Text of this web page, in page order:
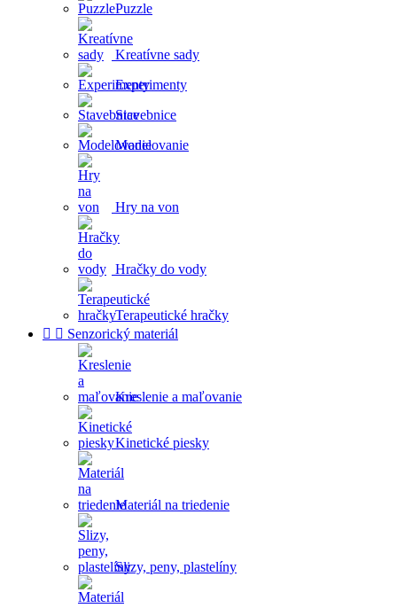
Puzzle
Kreatívne sady
Experimenty
Stavebnice
Modelovanie
Hry na von
Hračky do vody
Terapeutické hračky
  Senzorický materiál
Kreslenie a maľovanie
Kinetické piesky
Materiál na triedenie
Slizy, peny, plastelíny